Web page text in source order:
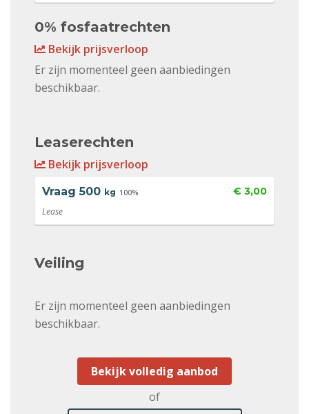
0% fosfaatrechten
Bekijk prijsverloop
Er zijn momenteel geen aanbiedingen
beschikbaar.
Leaserechten
Bekijk prijsverloop
Vraag 500 kg 100% € 3,00
Lease
Veiling
Er zijn momenteel geen aanbiedingen
beschikbaar.
Bekijk volledig aanbod
of